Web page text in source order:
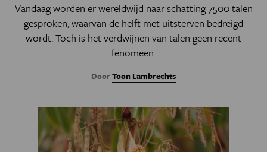
Vandaag worden er wereldwijd naar schatting 7500 talen
gesproken, waarvan de helft met uitsterven bedreigd
wordt. Toch is het verdwijnen van talen geen recent
fenomeen.
DoorToon Lambrechts